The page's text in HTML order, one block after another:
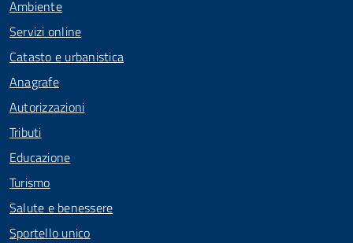
Ambiente
Servizi online
Catasto e urbanistica
Anagrafe
Autorizzazioni
Tributi
Educazione
Turismo
Salute e benessere
Sportello unico